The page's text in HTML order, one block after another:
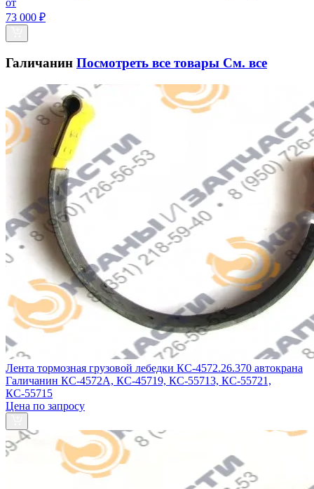
от
73 000 ₽
Галичанин Посмотреть все товары См. все
Лента тормозная грузовой лебедки КС-4572.26.370 автокрана
Галичанин КС-4572А, КС-45719, КС-55713, КС-55721,
КС-55715
Цена по запросу